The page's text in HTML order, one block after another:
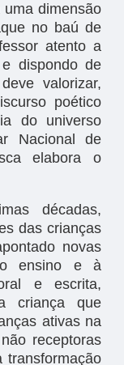
dimensão
no baú de
atento a
dispondo de
valorizar,
poético
do universo
Nacional de
elabora o
décadas,
das crianças
novas
ensino e à
e escrita,
criança que
ativas na
receptoras
transformação